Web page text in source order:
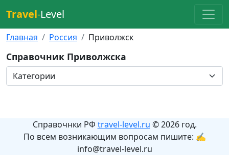
Travel-Level
Главная Россия Приволжск
Справочник Приволжска
Справочнки РФ travel-level.ru © 2026 год.
По всем возникающим вопросам пишите: ✍
info@travel-level.ru